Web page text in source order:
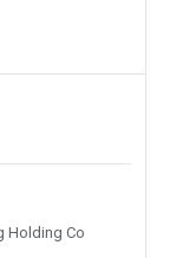
Holding Co